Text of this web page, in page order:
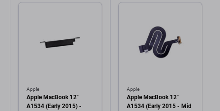
Apple
Apple MacBook 12"
A1534 (Early 2015) -
Apple
Apple MacBook 12"
A1534 (Early 2015 - Mid